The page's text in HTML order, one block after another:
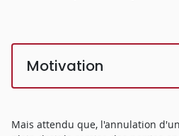
Motivation
Mais attendu que, l'annulation